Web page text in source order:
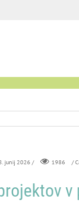
junij 2026 / 1986 /
v